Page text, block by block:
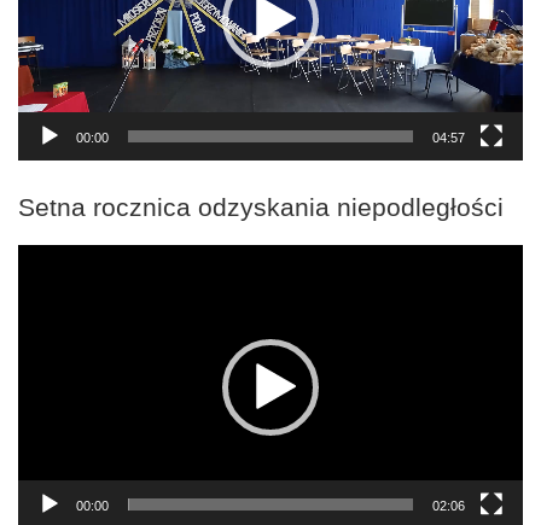
00:00 04:57
Setna rocznica odzyskania niepodległości
00:00 02:06